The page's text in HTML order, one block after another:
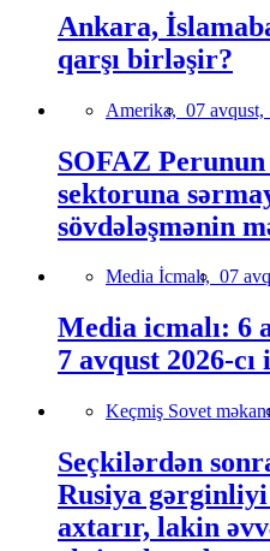
Ankara,
qarşı birləşir?
Amerika, 07 avqust,
SOFAZ
sektoruna
sövdələşmənin
Media İcmalı, 07
Media icmalı: 6
7 avqust 2026-
Keçmiş Sovet
Seçkilərdən
Rusiya gərginliyi
axtarır, lakin